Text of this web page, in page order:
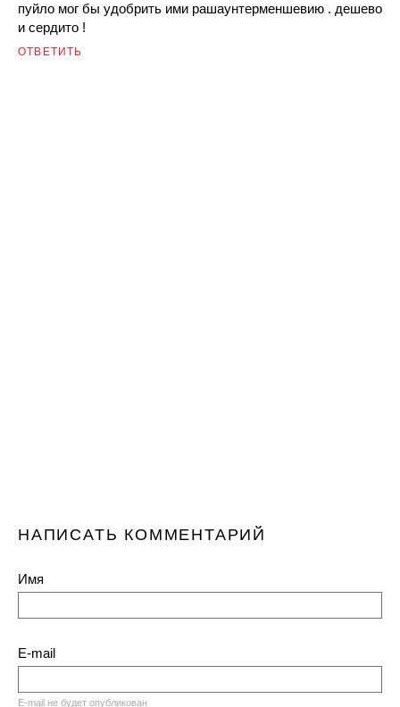
пуйло мог бы удобрить ими рашаунтерменшевию . дешево
и сердито !
ОТВЕТИТЬ
НАПИСАТЬ КОММЕНТАРИЙ
Имя
E-mail
E-mail не будет опубликован